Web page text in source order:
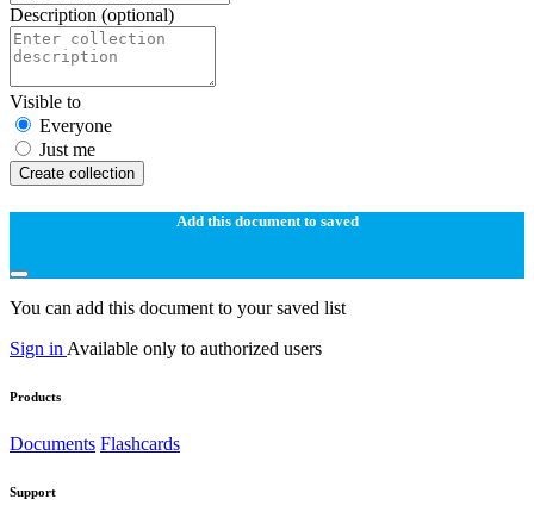
Description (optional)
Visible to
Everyone
Just me
Create collection
Add this document to saved
You can add this document to your saved list
Sign in Available only to authorized users
Products
Documents Flashcards
Support